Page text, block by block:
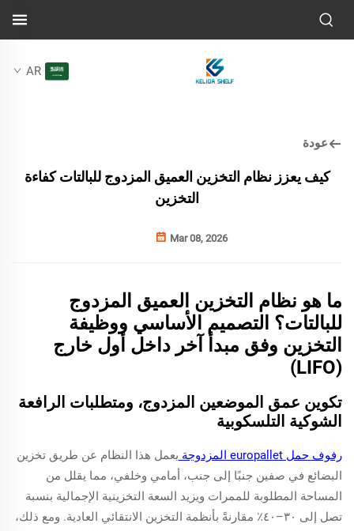
AR
عودة
كيف يعزز نظام التخزين العميق المزدوج للبالتات كفاءة
التخزين
Mar 08, 2026
ما هو نظام التخزين العميق المزدوج
للبالتات؟ التصميم الأساسي ووظيفة
التخزين وفق مبدأ آخر داخل أول خارج
(LIFO)
تكوين عمق الموضعين المزدوج، ومتطلبات الرافعة
الشوكية التلسكوبية
رفوف حمل europallet المزدوجة
يعمل هذا النظام عن طريق تخزين
البضائع في صفين جنبًا إلى جنب، أمامي وخلفي، مما يقلل من
المساحة المطلوبة للممرات ويزيد السعة التخزينية الإجمالية بنسبة
تصل إلى ٣٠–٤٠٪ مقارنةً بأنظمة التخزين الانتقائي العادية. ومع ذلك،